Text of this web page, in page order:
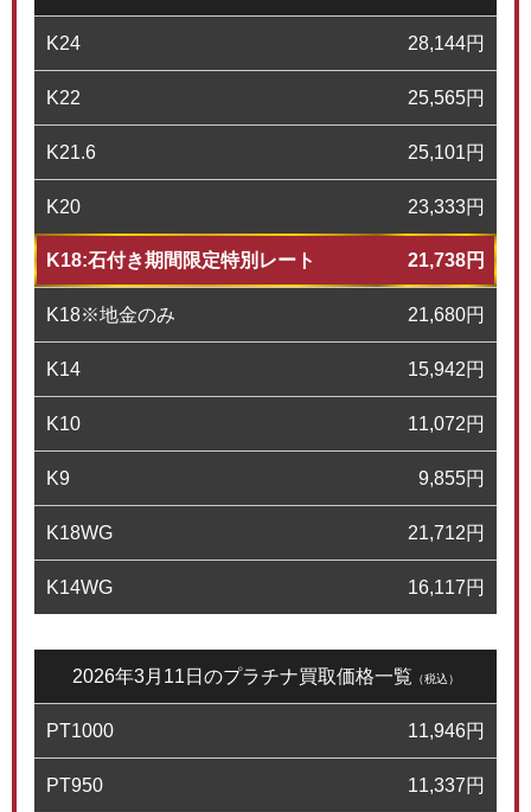
K24 28,144円
K22 25,565円
K21.6 25,101円
K20 23,333円
K18:石付き期間限定特別レート 21,738円
K18※地金のみ 21,680円
K14 15,942円
K10 11,072円
K9 9,855円
K18WG 21,712円
K14WG 16,117円
2026年3月11日のプラチナ買取価格一覧 （税込）
PT1000 11,946円
PT950 11,337円